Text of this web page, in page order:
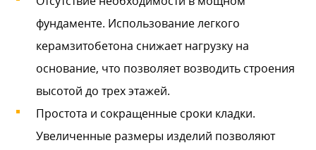
фундаменте. Использование легкого
керамзитобетона снижает нагрузку на
основание, что позволяет возводить строения
высотой до трех этажей.
Простота и сокращенные сроки кладки.
Увеличенные размеры изделий позволяют